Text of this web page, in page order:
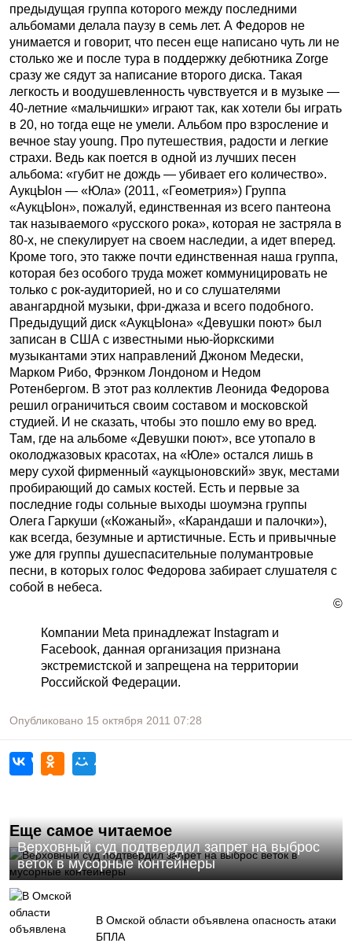
предыдущая группа которого между последними
альбомами делала паузу в семь лет. А Федоров не
унимается и говорит, что песен еще написано чуть ли не
столько же и после тура в поддержку дебютника Zorge
сразу же сядут за написание второго диска. Такая
легкость и воодушевленность чувствуется и в музыке —
40-летние «мальчишки» играют так, как хотели бы играть
в 20, но тогда еще не умели. Альбом про взросление и
вечное stay young. Про путешествия, радости и легкие
страхи. Ведь как поется в одной из лучших песен
альбома: «губит не дождь — убивает его количество».
АукцЫон — «Юла» (2011, «Геометрия») Группа
«АукцЫон», пожалуй, единственная из всего пантеона
так называемого «русского рока», которая не застряла в
80-х, не спекулирует на своем наследии, а идет вперед.
Кроме того, это также почти единственная наша группа,
которая без особого труда может коммуницировать не
только с рок-аудиторией, но и со слушателями
авангардной музыки, фри-джаза и всего подобного.
Предыдущий диск «АукцЫона» «Девушки поют» был
записан в США с известными нью-йоркскими
музыкантами этих направлений Джоном Медески,
Марком Рибо, Фрэнком Лондоном и Недом
Ротенбергом. В этот раз коллектив Леонида Федорова
решил ограничиться своим составом и московской
студией. И не сказать, чтобы это пошло ему во вред.
Там, где на альбоме «Девушки поют», все утопало в
околоджазовых красотах, на «Юле» остался лишь в
меру сухой фирменный «аукцыоновский» звук, местами
пробирающий до самых костей. Есть и первые за
последние годы сольные выходы шоумэна группы
Олега Гаркуши («Кожаный», «Карандаши и палочки»),
как всегда, безумные и артистичные. Есть и привычные
уже для группы душеспасительные полумантровые
песни, в которых голос Федорова забирает слушателя с
собой в небеса.
©
Компании Meta принадлежат Instagram и
Facebook, данная организация признана
экстремистской и запрещена на территории
Российской Федерации.
Опубликовано 15 октября 2011 07:28
Еще самое читаемое
Верховный суд подтвердил запрет на выброс
веток в мусорные контейнеры
В Омской области объявлена опасность атаки
БПЛА